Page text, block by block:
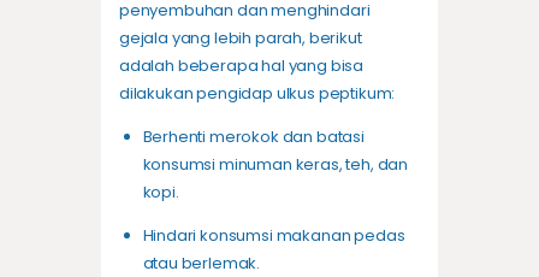
penyembuhan dan menghindari
gejala yang lebih parah, berikut
adalah beberapa hal yang bisa
dilakukan pengidap ulkus peptikum:
Berhenti merokok dan batasi
konsumsi minuman keras, teh, dan
kopi.
Hindari konsumsi makanan pedas
atau berlemak.